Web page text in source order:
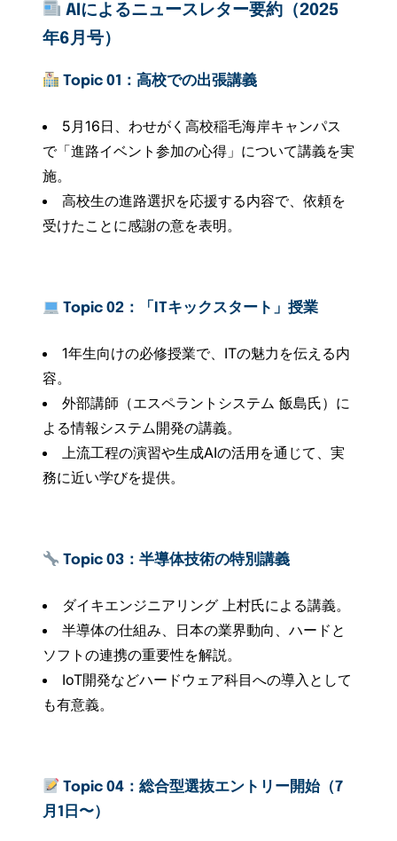
AIによるニュースレター要約（2025
年6月号）
Topic 01：高校での出張講義
5月16日、わせがく高校稲毛海岸キャンパス
で「進路イベント参加の心得」について講義を実
施。
高校生の進路選択を応援する内容で、依頼を
受けたことに感謝の意を表明。
Topic 02：「ITキックスタート」授業
1年生向けの必修授業で、ITの魅力を伝える内
容。
外部講師（エスペラントシステム 飯島氏）に
よる情報システム開発の講義。
上流工程の演習や生成AIの活用を通じて、実
務に近い学びを提供。
Topic 03：半導体技術の特別講義
ダイキエンジニアリング 上村氏による講義。
半導体の仕組み、日本の業界動向、ハードと
ソフトの連携の重要性を解説。
IoT開発などハードウェア科目への導入として
も有意義。
Topic 04：総合型選抜エントリー開始（7
月1日〜）